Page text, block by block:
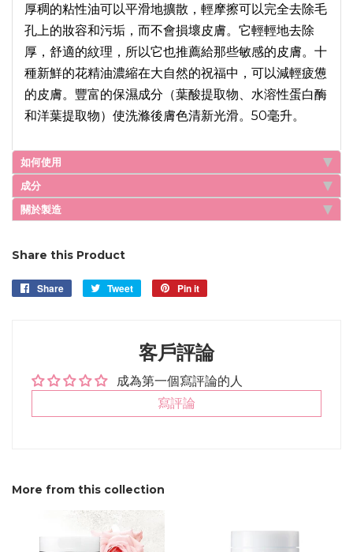
厚稠的粘性油可以平滑地擴散，輕摩擦可以完全去除毛
孔上的妝容和污垢，而不會損壞皮膚。它輕輕地去除
厚，舒適的紋理，所以它也推薦給那些敏感的皮膚。十
種新鮮的花精油濃縮在大自然的祝福中，可以減輕疲憊
的皮膚。豐富的保濕成分（葉酸提取物、水溶性蛋白酶
和洋葉提取物）使洗滌後膚色清新光滑。50毫升。
如何使用
成分
關於製造
Share this Product
Share
Share
Tweet
Tweet
Pin it
客戶評論
成為第一個寫評論的人
寫評論
More from this collection